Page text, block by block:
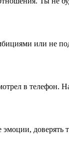
или не
в телефон.
доверять